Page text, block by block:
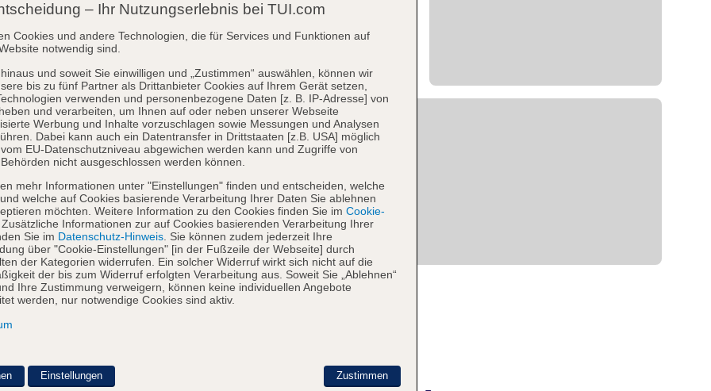
– Ihr Nutzungserlebnis bei TUI.com
Cookies und andere Technologien, die für Services und Funktionen auf
notwendig sind.
und soweit Sie einwilligen und „Zustimmen“ auswählen, können wir
bis zu fünf Partner als Drittanbieter Cookies auf Ihrem Gerät setzen,
verwenden und personenbezogene Daten [z. B. IP-Adresse] von
und verarbeiten, um Ihnen auf oder neben unserer Webseite
Werbung und Inhalte vorzuschlagen sowie Messungen und Analysen
Dabei kann auch ein Datentransfer in Drittstaaten [z.B. USA] möglich
EU-Datenschutzniveau abgewichen werden kann und Zugriffe von
nicht ausgeschlossen werden können.
mehr Informationen unter "Einstellungen" finden und entscheiden, welche
welche auf Cookies basierende Verarbeitung Ihrer Daten Sie ablehnen
möchten. Weitere Information zu den Cookies finden Sie im Cookie-
. Zusätzliche Informationen zur auf Cookies basierenden Verarbeitung Ihrer
Sie im Datenschutz-Hinweis . Sie können zudem jederzeit Ihre
über "Cookie-Einstellungen" [in der Fußzeile der Webseite] durch
der Kategorien widerrufen. Ein solcher Widerruf wirkt sich nicht auf die
der bis zum Widerruf erfolgten Verarbeitung aus. Soweit Sie „Ablehnen“
Ihre Zustimmung verweigern, können keine individuellen Angebote
werden, nur notwendige Cookies sind aktiv.
Zustimmen
Einstellungen